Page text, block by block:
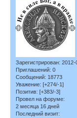
Зарегистрирован: 2012-
Приглашений: 0
Сообщений: 18773
Уважение: [+274/-1]
Позитив: [+383/-3]
Провел на форуме:
2 месяца 16 дней
Последний визит: